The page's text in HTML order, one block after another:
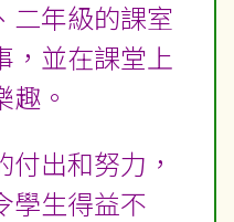
二年級的課室
，並在課堂上
趣。
出和努力，
學生得益不